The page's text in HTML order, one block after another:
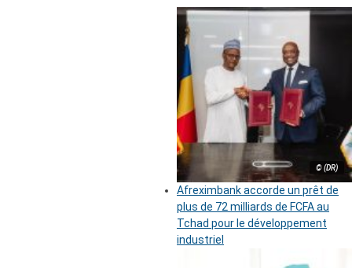
© (DR)
Afreximbank accorde un prêt de
plus de 72 milliards de FCFA au
Tchad pour le développement
industriel